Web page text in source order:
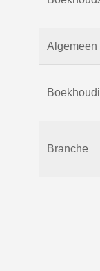
Algemeen
Branche